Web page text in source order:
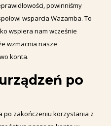
powinniśmy
wsparcia Wazamba. To
wspiera nam wcześnie
wzmacnia nasze
konta.
po
po zakończeniu korzystania z